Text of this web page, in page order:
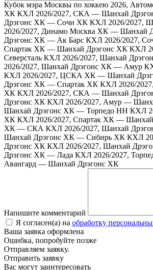
Кубок мэра Москвы по хоккею 2026,
ХК КХЛ 2026/2027, СКА — Шанхай
Дрэгонс ХК — Сочи ХК КХЛ 2026/2027,
2026/2027, Динамо Москва ХК — Шанхай
Дрэгонс ХК — Ак Барс КХЛ 2026/2027,
Спартак ХК — Шанхай Дрэгонс ХК КХЛ
Северсталь КХЛ 2026/2027, Шанхай
2026/2027, Шанхай Дрэгонс ХК — Амур
КХЛ 2026/2027, ЦСКА ХК — Шанхай
Дрэгонс ХК — Спартак ХК КХЛ 2026/
ХК КХЛ 2026/2027, СКА — Шанхай
Дрэгонс ХК КХЛ 2026/2027, Амур —
Шанхай Дрэгонс ХК — Торпедо НН КХЛ
ХК КХЛ 2026/2027, Спартак ХК —
ХК — СКА КХЛ 2026/2027, Шанхай
Шанхай Дрэгонс ХК — Сибирь ХК КХЛ
Дрэгонс ХК КХЛ 2026/2027, Шанхай
Дрэгонс ХК — Лада КХЛ 2026/2027,
Авангард — Шанхай Дрэгонс ХК
Напишите комментарий
Я согласен(а) на обработку
Ваша заявка оформлена
Ошибка, попробуйте позже
Отправляем заявку.
Отправить заявку
Вас могут заинтересовать